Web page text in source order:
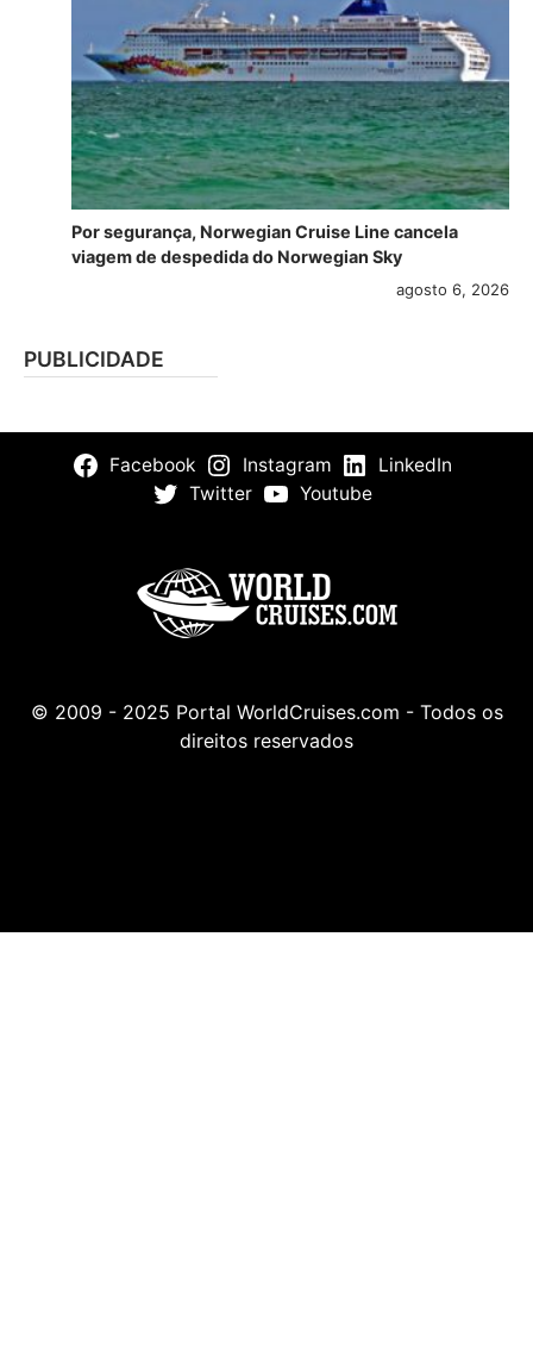
Por segurança, Norwegian Cruise Line cancela
viagem de despedida do Norwegian Sky
agosto 6, 2026
PUBLICIDADE
Facebook Instagram
LinkedIn
Twitter
Youtube
© 2009 - 2025 Portal WorldCruises.com - Todos os
direitos reservados